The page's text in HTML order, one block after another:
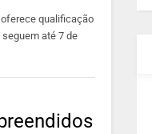
qualificação
até 7 de